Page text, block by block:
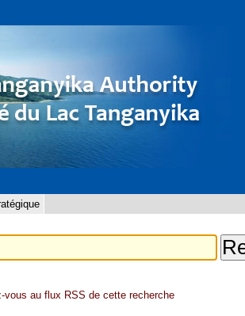
vous au flux RSS de cette recherche